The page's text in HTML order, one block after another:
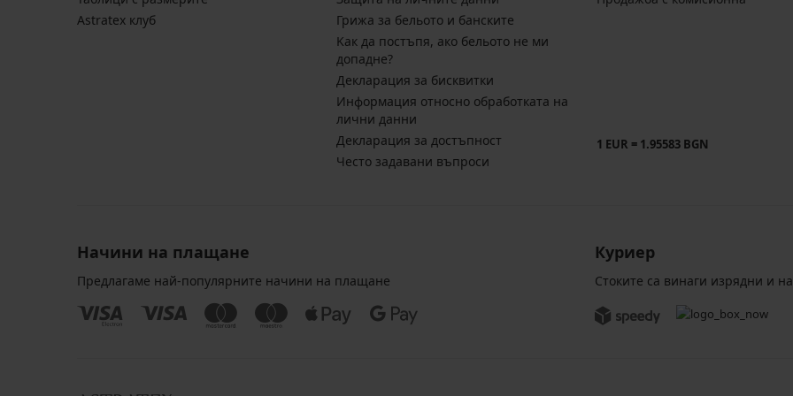
Astratex клуб
Грижа за бельото и банските
Kак да постъпя, ако бельото не ми
допадне?
Декларация за бисквитки
Информация относно обработката на
лични данни
Декларация за достъпност
Често задавани въпроси
1 EUR = 1.95583 BGN
Начини на плащане
Предлагаме най-популярните начини на плащане
Куриер
Стоките са винаги изрядни и